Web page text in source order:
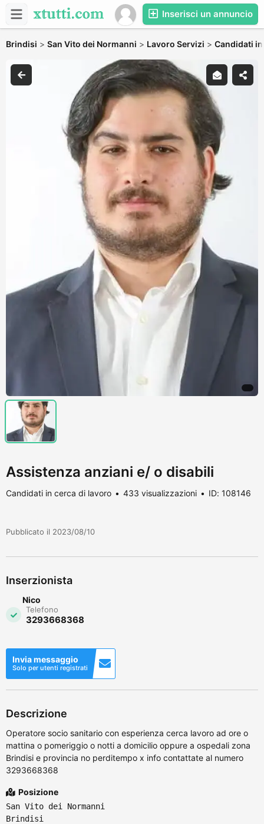
Inserisci un annuncio
Brindisi > San Vito dei Normanni > Lavoro Servizi > Candidati
Assistenza anziani e/ o disabili
Candidati in cerca di lavoro 433 visualizzazioni ID: 108146
Pubblicato il 2023/08/10
Inserzionista
Nico
Telefono
3293668368
Invia messaggio
Solo per utenti registrati
Descrizione
Operatore socio sanitario con esperienza cerca lavoro ad ore o
mattina o pomeriggio o notti a domicilio oppure a ospedali zona
Brindisi e provincia no perditempo x info contattate al numero
3293668368
Posizione
San Vito dei Normanni
Brindisi